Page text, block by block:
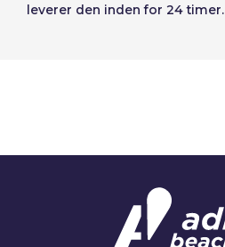
leverer den inden for 24 timer.